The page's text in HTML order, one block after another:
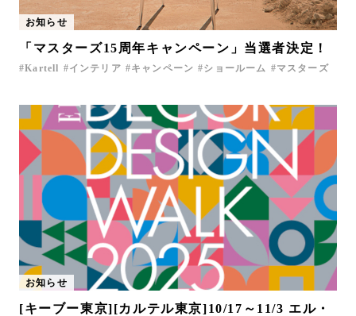
お知らせ
「マスターズ15周年キャンペーン」当選者決定！
Kartell インテリア キャンペーン ショールーム マスターズ
お知らせ
[キーブー東京][カルテル東京]10/17～11/3 エル・